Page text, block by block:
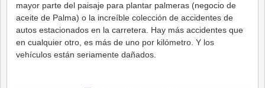
mayor parte del paisaje para plantar palmeras (negocio de
aceite de Palma) o la increíble colección de accidentes de
autos estacionados en la carretera. Hay más accidentes que
en cualquier otro, es más de uno por kilómetro. Y los
vehículos están seriamente dañados.